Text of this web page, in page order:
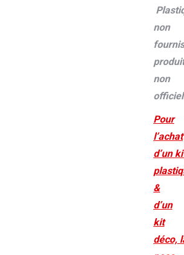
non
produit
non
Pour
l’achat
d’un
&
d’un
kit
déco,